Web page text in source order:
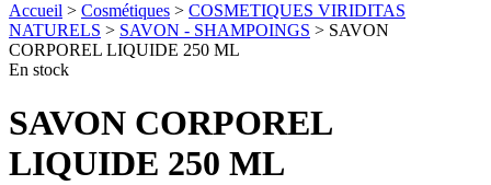
Accueil > Cosmétiques > COSMETIQUES VIRIDITAS
NATURELS > SAVON - SHAMPOINGS > SAVON
CORPOREL LIQUIDE 250 ML
En stock
SAVON CORPOREL
LIQUIDE 250 ML